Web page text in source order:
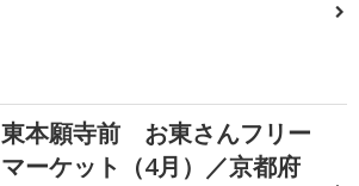
東本願寺前 お東さんフリー
マーケット（4月）／京都府